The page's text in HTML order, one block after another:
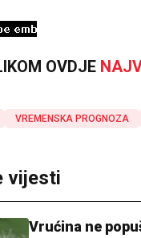
OVDJE
VREMENSKA PROGNOZA
vijesti
Vrućina ne